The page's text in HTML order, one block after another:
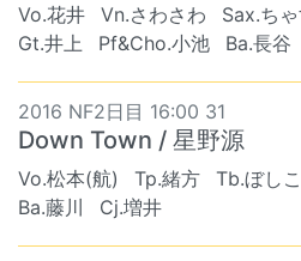
Vo.花井 Vn.さわさわ Sax.ち
Gt.井上
Pf&Cho.小池 Ba.長谷
2016 NF2日目 16:00 31
Down Town / 星野源
Vo.松本(航) Tp.緒方 Tb.ぼしこ
Ba.藤川
Cj.増井